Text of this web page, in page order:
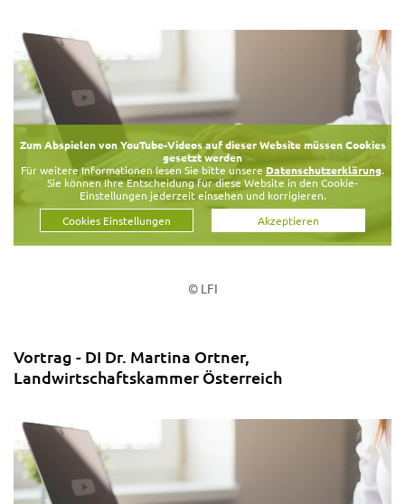
Zum Abspielen von YouTube-Videos auf dieser Website müssen Cookies
gesetzt werden
Für weitere Informationen lesen Sie bitte unsereDatenschutzerklärung.
Sie können Ihre Entscheidung für diese Website in den Cookie-
Einstellungen jederzeit einsehen und korrigieren.
Akzeptieren
Cookies Einstellungen
© LFI
Vortrag - DI Dr. Martina Ortner,
Landwirtschaftskammer Österreich